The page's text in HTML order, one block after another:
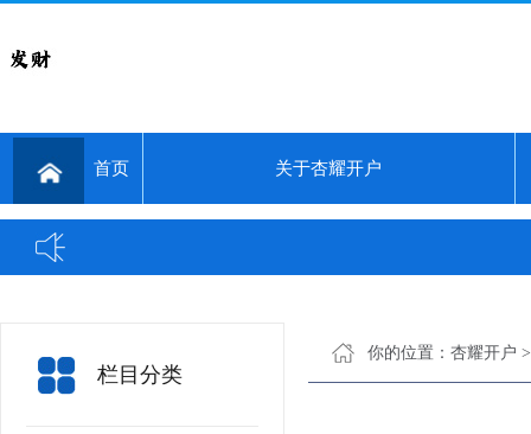
首页 关于杏耀开户
栏目分类
你的位置： 杏耀开户